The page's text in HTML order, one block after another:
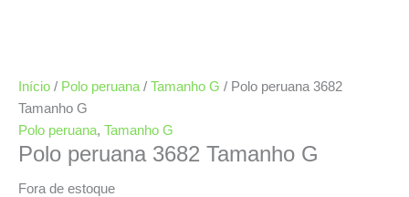
Início / Polo peruana / Tamanho G / Polo peruana 3682
Tamanho G
Polo peruana, Tamanho G
Polo peruana 3682 Tamanho G
Fora de estoque